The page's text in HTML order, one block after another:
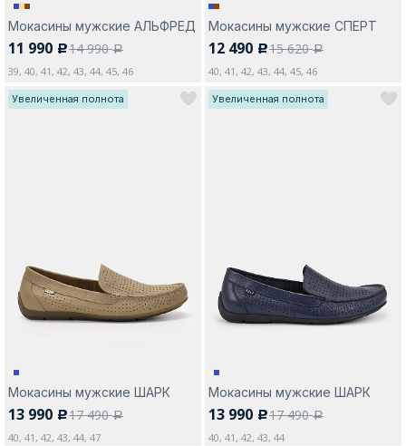
Мокасины мужские АЛЬФРЕД
11 990 c14 990a
39, 40, 41, 42, 43, 44, 45, 46
Мокасины мужские СПЕРТ
12 490 c15 620a
40, 41, 42, 43, 44, 45, 46
Увеличенная полнота
Мокасины мужские ШАРК
13 990 c17 490a
40, 41, 42, 43, 44, 47
Увеличенная полнота
Мокасины мужские ШАРК
13 990 c17 490a
40, 41, 42, 43, 44